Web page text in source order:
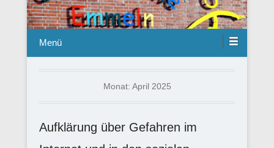
Menü
Monat: April 2025
Aufklärung über Gefahren im